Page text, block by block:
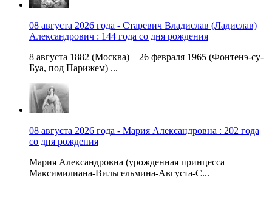
08 августа 2026 года - Старевич Владислав (Ладислав)
Александрович : 144 года со дня рождения
8 августа 1882 (Москва) – 26 февраля 1965 (Фонтенэ-су-
Буа, под Парижем) ...
08 августа 2026 года - Мария Александровна : 202 года
со дня рождения
Мария Александровна (урожденная принцесса
Максимилиана-Вильгельмина-Августа-С...